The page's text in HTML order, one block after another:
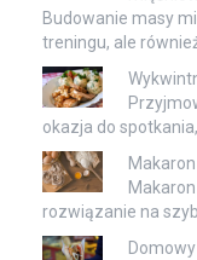
Budowanie masy
treningu, ale
okazja do
rozwiązanie na